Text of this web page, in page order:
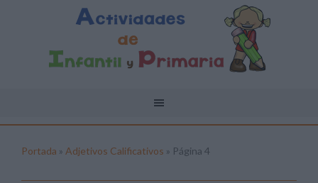
Portada » Adjetivos Calificativos » Página 4